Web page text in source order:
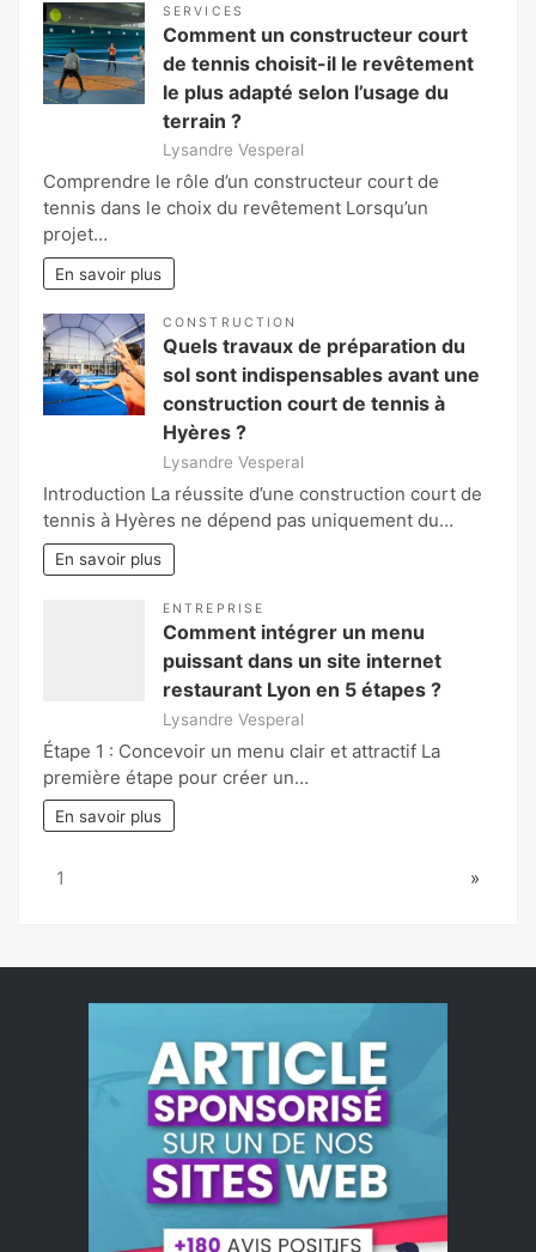
SERVICES
Comment un constructeur court
de tennis choisit-il le revêtement
le plus adapté selon l’usage du
terrain ?
Lysandre Vesperal
Comprendre le rôle d’un constructeur court de
tennis dans le choix du revêtement Lorsqu’un
projet…
En savoir plus
CONSTRUCTION
Quels travaux de préparation du
sol sont indispensables avant une
construction court de tennis à
Hyères ?
Lysandre Vesperal
Introduction La réussite d’une construction court de
tennis à Hyères ne dépend pas uniquement du…
En savoir plus
ENTREPRISE
Comment intégrer un menu
puissant dans un site internet
restaurant Lyon en 5 étapes ?
Lysandre Vesperal
Étape 1 : Concevoir un menu clair et attractif La
première étape pour créer un…
En savoir plus
Page:
1 Next
»